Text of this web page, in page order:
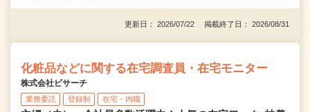
更新日： 2026/07/22 掲載終了日： 2026/08/31
化粧品などに関する在宅調査員・在宅モニター
株式会社ビサーチ
業務委託 登録制 在宅・内職